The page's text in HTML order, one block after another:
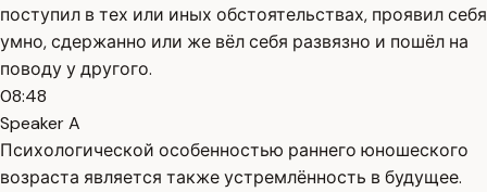
поступил в тех или иных обстоятельствах, проявил себя
умно, сдержанно или же вёл себя развязно и пошёл на
поводу у другого.
08:48
Speaker A
Психологической особенностью раннего юношеского
возраста является также устремлённость в будущее.